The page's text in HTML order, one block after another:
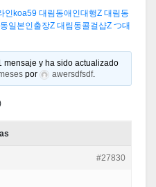
인koa59 대림동애인대행Z 대림동
일본인출장Z 대림동콜걸샵Z つ대
mensaje y ha sido actualizado
por awersdfsdf.
#27830